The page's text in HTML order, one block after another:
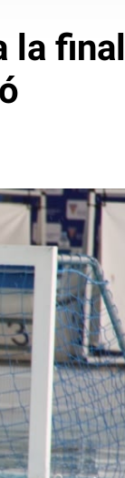
la final